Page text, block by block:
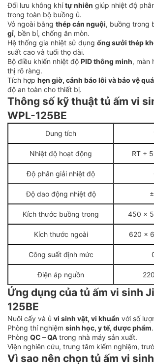
Đối lưu không khítự nhiên giúp nhiệt độ
trong toàn bộ buồng ủ.
Vỏ ngoài bằng thép cán nguội, buồng trong
gỉ, bền bỉ, chống ăn mòn.
Hệ thống gia nhiệt sử dụng ống sưởi thép
suất cao và tuổi thọ dài.
Bộ điều khiển nhiệt độ PID thông minh, màn
thị rõ ràng.
Tích hợp hẹn giờ, cảnh báo lỗi và bảo vệ
độ an toàn cho thiết bị.
Thông số kỹ thuật tủ ấm vi
WPL-125BE
Dung tích
Nhiệt độ hoạt động RT +
Độ phân giải nhiệt độ
Độ dao động nhiệt độ
Kích thước buồng trong 450 x
Kích thước ngoài 620 x
Công suất định mức
Điện áp nguồn
Ứng dụng của tủ ấm vi sinh
125BE
Nuôi cấy và ủ vi sinh vật, vi khuẩn với số
Phòng thí nghiệm sinh học, y tế, dược phẩm.
Phòng QC – QA trong nhà máy sản xuất.
Viện nghiên cứu, trung tâm kiểm nghiệm,
Vì sao nên chọn tủ ấm vi